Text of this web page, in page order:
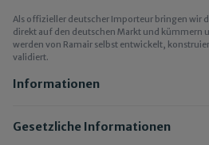
Als offizieller deutscher Importeur bringen wir
direkt auf den deutschen Markt und kümmern
werden von Ramair selbst entwickelt,
validiert.
Informationen
Gesetzliche Informationen